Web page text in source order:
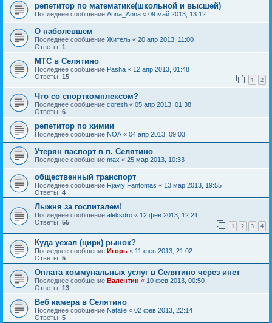
репетитор по математике(школьной и высшей)
Последнее сообщение Anna_Anna « 09 май 2013, 13:12
О наболевшем
Последнее сообщение Житель « 20 апр 2013, 11:00
Ответы: 1
МТС в Селятино
Последнее сообщение Pasha « 12 апр 2013, 01:48
Ответы: 15 1 2
Что со спорткомплексом?
Последнее сообщение coresh « 05 апр 2013, 01:38
Ответы: 6
репетитор по химии
Последнее сообщение NOA « 04 апр 2013, 09:03
Утерян паспорт в п. Селятино
Последнее сообщение max « 25 мар 2013, 10:33
общественный транспорт
Последнее сообщение Rjaviy Fantomas « 13 мар 2013, 19:55
Ответы: 4
Лыжня за госпиталем!
Последнее сообщение aleksdro « 12 фев 2013, 12:21
Ответы: 55 1 2 3 4
Куда уехал (цирк) рынок?
Последнее сообщение Игорь « 11 фев 2013, 21:02
Ответы: 5
Оплата коммунальных услуг в Селятино через инет
Последнее сообщение Валентин « 10 фев 2013, 00:50
Ответы: 13
Веб камера в Селятино
Последнее сообщение Natalie « 02 фев 2013, 22:14
Ответы: 5